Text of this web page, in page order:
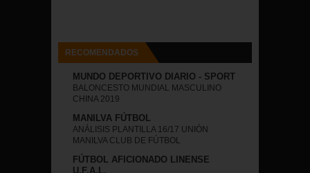
RECOMENDADOS
MUNDO DEPORTIVO DIARIO - SPORT
BALONCESTO MUNDIAL MASCULINO
CHINA 2019
MANILVA FÚTBOL
ANÁLISIS PLANTILLA 16/17 UNIÓN
MANILVA CLUB DE FÚTBOL
FÚTBOL AFICIONADO LINENSE
U.F.A.L.